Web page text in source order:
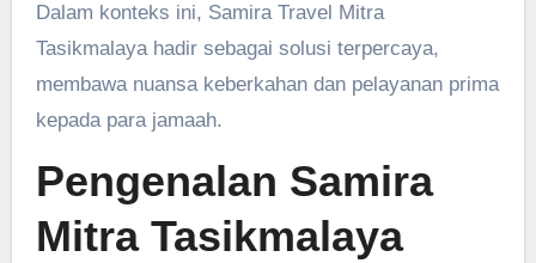
Dalam konteks ini, Samira Travel Mitra
Tasikmalaya hadir sebagai solusi terpercaya,
membawa nuansa keberkahan dan pelayanan prima
kepada para jamaah.
Pengenalan Samira
Mitra Tasikmalaya